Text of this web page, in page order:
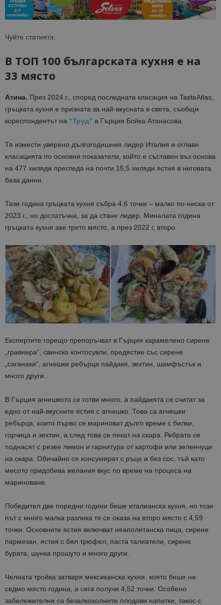
Чуйте статията:
В ТОП 100 българската кухня е на
33 място
Атина. През 2024 г., според последната класация на TasteAtlas,
гръцката кухня е призната за най-вкусната в света, съобщи
кореспондентът на “Труд” в Гърция Бойка Атанасова.
Тя измести уверено дългогодишния лидер Италия и оглави
класацията по основни показатели, който е съставен въз основа
на 477 хиляди прегледа на почти 15,5 хиляди ястия в неговата
база данни.
Тази година гръцката кухня събра 4,6 точки – малко по-ниска от
2023 г., но достатъчна, за да стане лидер. Миналата година
гръцката кухня зае трето място, а през 2022 г, второ.
Експертите горещо препоръчват в Гърция карамелено сирене
„гравиера“, свинско контосувли, предястие със сирене
„саганаки“, агнешки ребърца пайдакя, зехтин, шамфъстък и
много други.
В Гърция агнешкото се готви много, а пайдакята се считат за
едно от най-вкусните ястия с агнешко. Това са агнешки
ребърца, които първо се мариноват дълго време с билки,
горчица и зехтин, а след това се пекат на скара. Ребрата се
поднасят с резен лимон и гарнитура от картофи или зеленчуци
на скара. Обичайно се консумират с ръце и без сос, тъй като
месото придобива желания вкус по време на процеса на
мариноване.
Победител две поредни години беше италианска кухня, но този
път с много малка разлика тя се оказа на второ място с 4,59
точки. Основните ястия включват неаполитанска пица, сирене
пармезан, ястия с бял трюфел, паста талиатели, сирене
бурата, шунка прошуто и много други.
Челната тройка затваря мексиканска кухня, която беше на
седмо място година, а сега получи 4,52 точки. Особено
забележителни са безалкохолните плодови напитки, такос с